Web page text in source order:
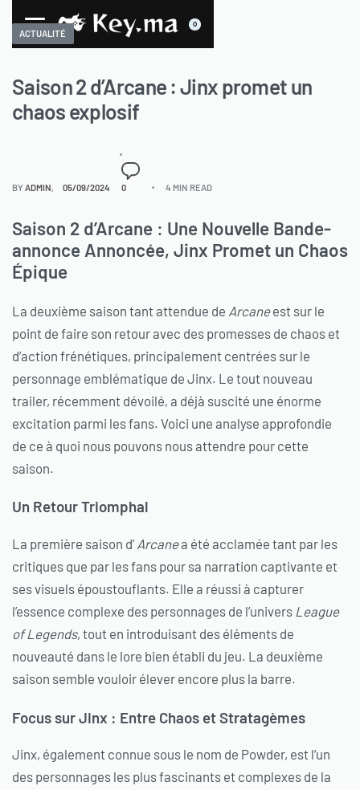
0
ACTUALITÉ
Saison 2 d’Arcane : Jinx promet un
chaos explosif
BYADMIN 05/09/2024 0 4 MIN READ
Saison 2 d’Arcane : Une Nouvelle Bande-
annonce Annoncée, Jinx Promet un Chaos
Épique
La deuxième saison tant attendue de Arcaneest sur le
point de faire son retour avec des promesses de chaos et
d’action frénétiques, principalement centrées sur le
personnage emblématique de Jinx. Le tout nouveau
trailer, récemment dévoilé, a déjà suscité une énorme
excitation parmi les fans. Voici une analyse approfondie
de ce à quoi nous pouvons nous attendre pour cette
saison.
Un Retour Triomphal
La première saison d’Arcanea été acclamée tant par les
critiques que par les fans pour sa narration captivante et
ses visuels époustouflants. Elle a réussi à capturer
l’essence complexe des personnages de l’univers League
of Legends, tout en introduisant des éléments de
nouveauté dans le lore bien établi du jeu. La deuxième
saison semble vouloir élever encore plus la barre.
Focus sur Jinx : Entre Chaos et Stratagèmes
Jinx, également connue sous le nom de Powder, est l’un
des personnages les plus fascinants et complexes de la